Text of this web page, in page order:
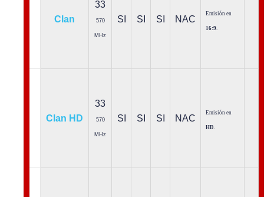
Clan
33
570
MHz
SI SI SI NAC
Emisión en
16:9
Clan HD
33
570
MHz
SI SI SI NAC
Emisión en
HD